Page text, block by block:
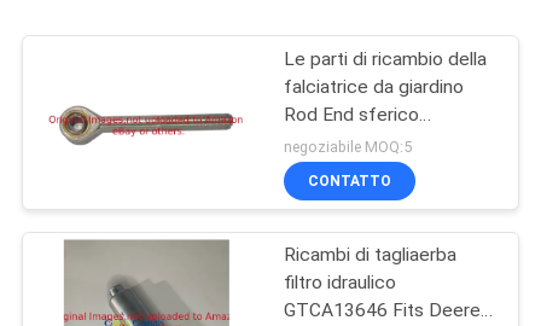
Le parti di ricambio della
falciatrice da giardino
Rod End sferico
GTCU25223 misura il
falciatore di Deere
negoziabile MOQ:5
CONTATTO
Ricambi di tagliaerba
filtro idraulico
GTCA13646 Fits Deere